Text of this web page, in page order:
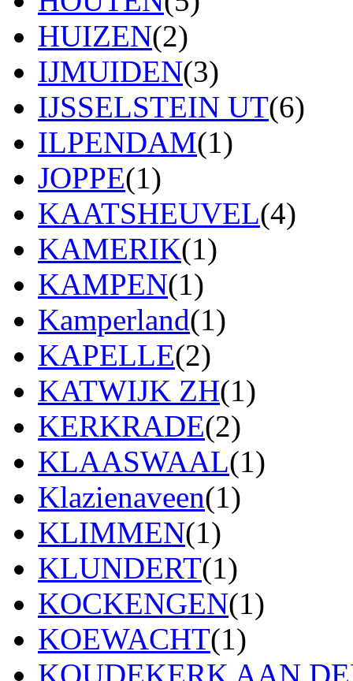
HUIZEN(2)
IJMUIDEN(3)
IJSSELSTEIN UT(6)
ILPENDAM(1)
JOPPE(1)
KAATSHEUVEL(4)
KAMERIK(1)
KAMPEN(1)
Kamperland(1)
KAPELLE(2)
KATWIJK ZH(1)
KERKRADE(2)
KLAASWAAL(1)
Klazienaveen(1)
KLIMMEN(1)
KLUNDERT(1)
KOCKENGEN(1)
KOEWACHT(1)
KOUDEKERK AAN